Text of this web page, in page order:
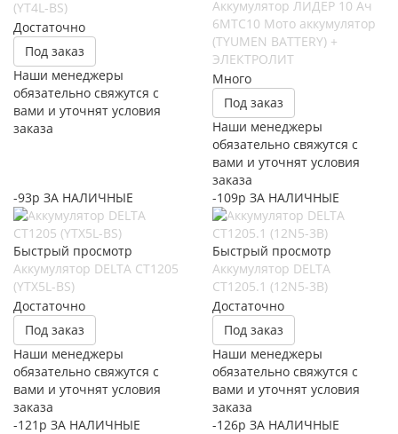
(YT4L-BS)
Достаточно
Под заказ
Наши менеджеры
обязательно свяжутся с
вами и уточнят условия
заказа
Аккумулятор ЛИДЕР 10 Ач
6МТС10 Мото аккумулятор
(TYUMEN BATTERY) +
ЭЛЕКТРОЛИТ
Много
Под заказ
Наши менеджеры
обязательно свяжутся с
вами и уточнят условия
заказа
-93р ЗА НАЛИЧНЫЕ
Быстрый просмотр
Аккумулятор DELTA СТ1205
(YTX5L-BS)
Достаточно
Под заказ
Наши менеджеры
обязательно свяжутся с
вами и уточнят условия
заказа
-109р ЗА НАЛИЧНЫЕ
Быстрый просмотр
Аккумулятор DELTA
СТ1205.1 (12N5-3B)
Достаточно
Под заказ
Наши менеджеры
обязательно свяжутся с
вами и уточнят условия
заказа
-121р ЗА НАЛИЧНЫЕ
-126р ЗА НАЛИЧНЫЕ